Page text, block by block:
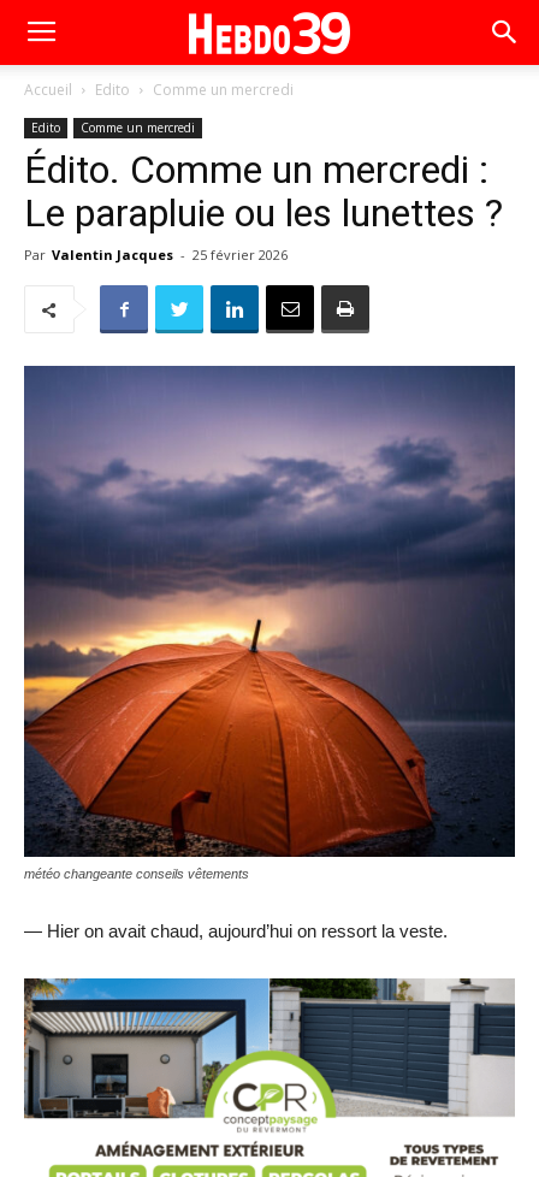
Accueil Edito Comme un mercredi
Edito Comme un mercredi
Édito. Comme un mercredi :
Le parapluie ou les lunettes ?
Par Valentin Jacques - 25 février 2026
météo changeante conseils vêtements
— Hier on avait chaud, aujourd’hui on ressort la veste.